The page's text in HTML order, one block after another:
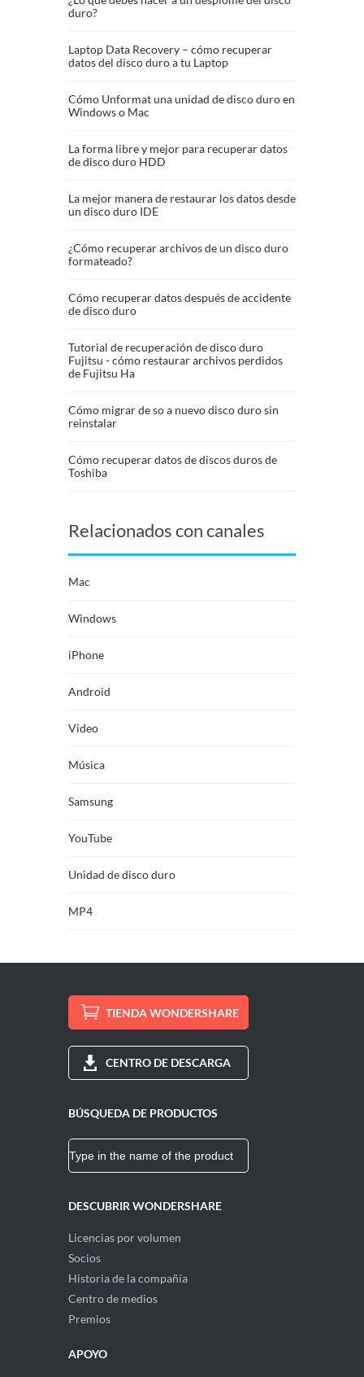
duro?
Laptop Data Recovery – cómo recuperar
datos del disco duro a tu Laptop
Cómo Unformat una unidad de disco duro en
Windows o Mac
La forma libre y mejor para recuperar datos
de disco duro HDD
La mejor manera de restaurar los datos desde
un disco duro IDE
¿Cómo recuperar archivos de un disco duro
formateado?
Cómo recuperar datos después de accidente
de disco duro
Tutorial de recuperación de disco duro
Fujitsu - cómo restaurar archivos perdidos
de Fujitsu Ha
Cómo migrar de so a nuevo disco duro sin
reinstalar
Cómo recuperar datos de discos duros de
Toshiba
Relacionados con canales
Mac
Windows
iPhone
Android
Video
Música
Samsung
YouTube
Unidad de disco duro
MP4
TIENDA WONDERSHARE
CENTRO DE DESCARGA
BÚSQUEDA DE PRODUCTOS
DESCUBRIR WONDERSHARE
Licencias por volumen
Socios
Historia de la compañía
Centro de medios
Premios
APOYO